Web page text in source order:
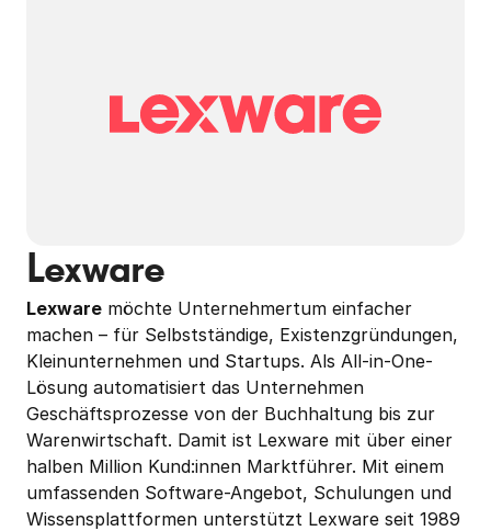
Lexware
Lexware möchte Unternehmertum einfacher
machen – für Selbstständige, Existenzgründungen,
Kleinunternehmen und Startups. Als All-in-One-
Lösung automatisiert das Unternehmen
Geschäftsprozesse von der Buchhaltung bis zur
Warenwirtschaft. Damit ist Lexware mit über einer
halben Million Kund:innen Marktführer. Mit einem
umfassenden Software-Angebot, Schulungen und
Wissensplattformen unterstützt Lexware seit 1989